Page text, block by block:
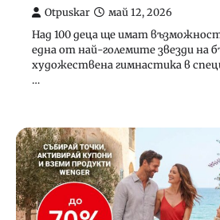
Otpuskar май 12, 2026
Над 100 деца ще имат
една от най-големите звезди на
художествена гимнастика в
…